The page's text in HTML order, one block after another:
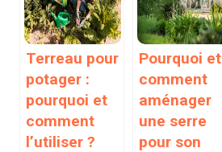
Terreau pour
potager :
pourquoi et
comment
l’utiliser ?
Pourquoi et
comment
aménager
une serre
pour son